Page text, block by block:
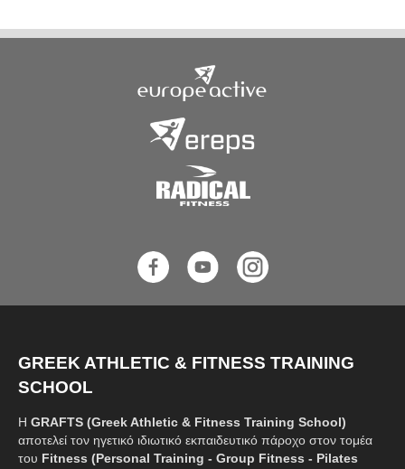
GREEK ATHLETIC & FITNESS TRAINING
SCHOOL
Η GRAFTS (Greek Athletic & Fitness Training School)
αποτελεί τον ηγετικό ιδιωτικό εκπαιδευτικό πάροχο στον τομέα
του Fitness (Personal Training - Group Fitness - Pilates